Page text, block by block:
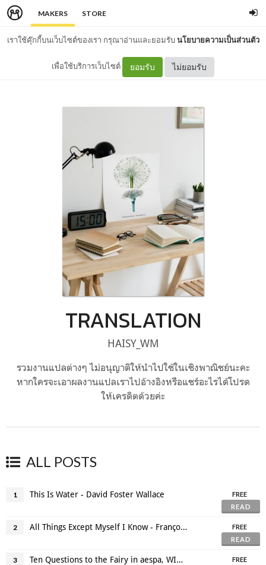
MAKERS STORE
เราใช้คุ๊กกี้บนเว็บไซต์ของเรา กรุณาอ่านและยอมรับนโยบายความเป็นส่วนตัว
เพื่อใช้บริการเว็บไซต์ ยอมรับ ไม่ยอมรับ
TRANSLATION
HAISY_WM
รวมงานแปลต่างๆ ไม่อนุญาติให้นำไปใช้ในเชิงพาณิชย์นะคะ
หากใครจะเอาผลงานแปลเราไปอ้างอิงหรือแชร์อะไรได้โปรด
ให้เครดิตด้วยค่ะ
ALL POSTS
1 This Is Water - David Foster Wallace
FREE
READ
2 All Things Except Myself I Know - François Villon_TH Trans
FREE
READ
3 Ten Questions to the Fairy in aespa, WINTER♡ She Told Us How She Maintains Her Beauty, and We Will Introduce Other Members Comments on Her!
FREE